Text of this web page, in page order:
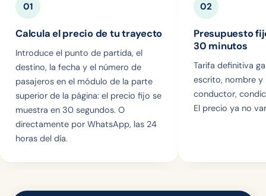
01
Calcula el precio de tu trayecto
Introduce el punto de partida, el
destino, la fecha y el número de
pasajeros en el módulo de la parte
superior de la página: el precio fijo se
muestra en 30 segundos. O
directamente por WhatsApp, las 24
horas del día.
02
Presupuesto
30 minutos
Tarifa definitiva
escrito, nombre y
conductor,
El precio ya no